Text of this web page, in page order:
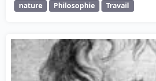
nature Philosophie Travail